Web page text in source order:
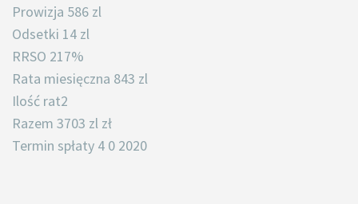
Prowizja 586 zl
Odsetki 14 zl
RRSO 217%
Rata miesięczna 843 zl
Ilość rat2
Razem 3703 zl zł
Termin spłaty 4 0 2020